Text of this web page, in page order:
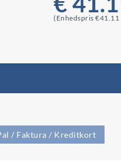
(Enhedspris €41.11
/ Faktura / Kreditkort